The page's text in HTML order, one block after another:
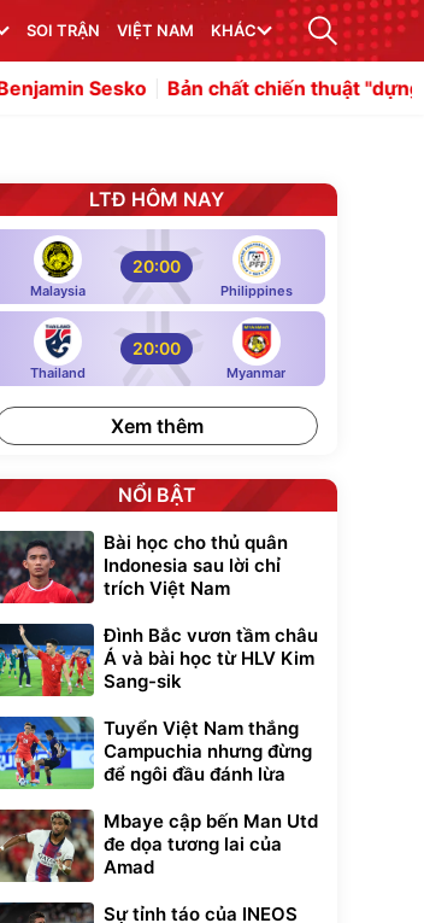
SOI TRẬN VIỆT NAM KHÁC
Bản chất chiến thuật "dựng xe bus" trong
LTĐ HÔM NAY
Malaysia
20:00
Philippines
Thailand
20:00
Myanmar
Xem thêm
NỔI BẬT
Bài học cho thủ quân
Indonesia sau lời chỉ
trích Việt Nam
Đình Bắc vươn tầm châu
Á và bài học từ HLV Kim
Sang-sik
Tuyển Việt Nam thắng
Campuchia nhưng đừng
để ngôi đầu đánh lừa
Mbaye cập bến Man Utd
đe dọa tương lai của
Amad
Sự tỉnh táo của INEOS